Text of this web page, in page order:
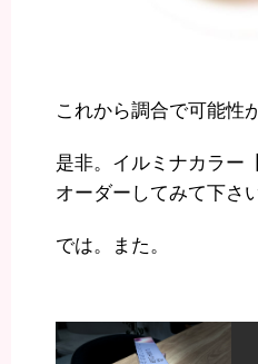
これから調合で可能性
是非。イルミナカラー
オーダーしてみて下さ
では。また。